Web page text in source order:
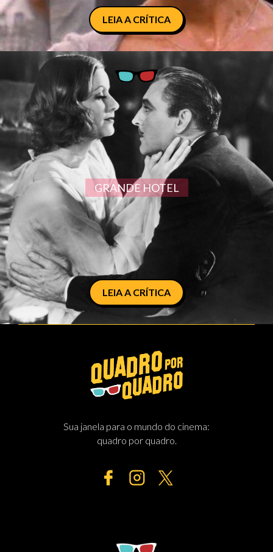
LEIA A CRÍTICA
GRANDE HOTEL
LEIA A CRÍTICA
Sua janela para o mundo do cinema:
quadro por quadro.